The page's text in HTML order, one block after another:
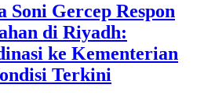
Gercep Respon
di Riyadh:
ke Kementerian
Terkini